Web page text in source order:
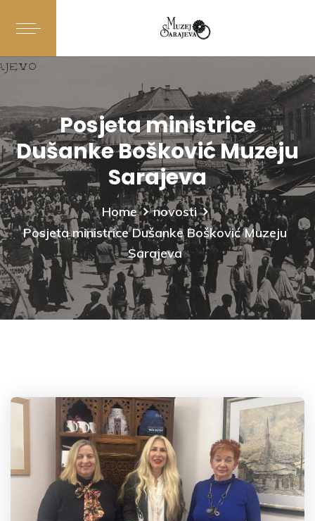
Posjeta ministrice
Dušanke Bošković Muzeju
Sarajeva
Home
novosti
Posjeta ministrice Dušanke Bošković Muzeju
Sarajeva